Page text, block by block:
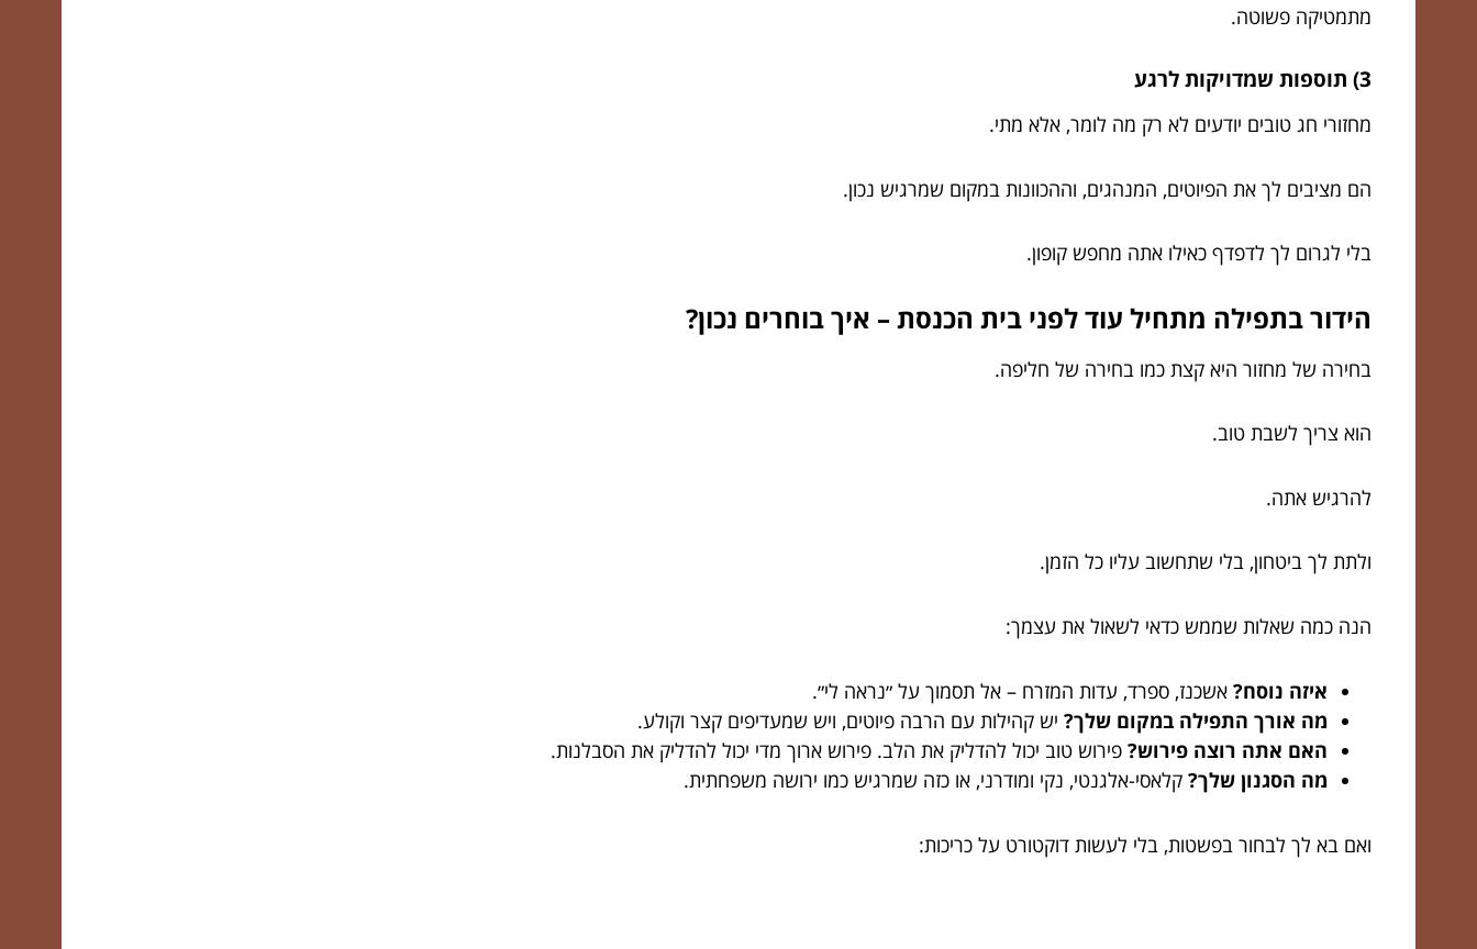
מתמטיקה פשוטה.
3) תוספות שמדויקות לרגע
מחזורי חג טובים יודעים לא רק מה לומר, אלא מתי.
הם מציבים לך את הפיוטים, המנהגים, וההכוונות במקום שמרגיש נכון.
בלי לגרום לך לדפדף כאילו אתה מחפש קופון.
הידור בתפילה מתחיל עוד לפני בית הכנסת – איך בוחרים נכון?
בחירה של מחזור היא קצת כמו בחירה של חליפה.
הוא צריך לשבת טוב.
להרגיש אתה.
ולתת לך ביטחון, בלי שתחשוב עליו כל הזמן.
הנה כמה שאלות שממש כדאי לשאול את עצמך:
איזה נוסח? אשכנז, ספרד, עדות המזרח – אל תסמוך על ״נראה לי״.
מה אורך התפילה במקום שלך? יש קהילות עם הרבה פיוטים, ויש שמעדיפים קצר וקולע.
האם אתה רוצה פירוש? פירוש טוב יכול להדליק את הלב. פירוש ארוך מדי יכול להדליק את הסבלנות.
מה הסגנון שלך? קלאסי-אלגנטי, נקי ומודרני, או כזה שמרגיש כמו ירושה משפחתית.
ואם בא לך לבחור בפשטות, בלי לעשות דוקטורט על כריכות: